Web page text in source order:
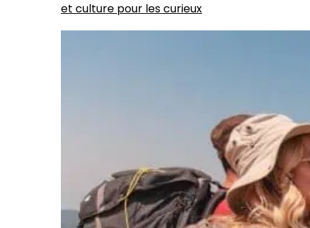
et culture pour les curieux